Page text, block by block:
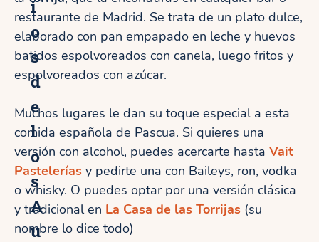
í
o
s
d
e
l
o
s
A
u
restaurante de Madrid. Se trata de un plato dulce,
elaborado con pan empapado en leche y huevos
batidos espolvoreados con canela, luego fritos y
espolvoreados con azúcar.
Muchos lugares le dan su toque especial a esta
comida española de Pascua. Si quieres una
versión con alcohol, puedes acercarte hasta Vait
Pastelerías y pedirte una con Baileys, ron, vodka
o whisky. O puedes optar por una versión clásica
y tradicional en La Casa de las Torrijas (su
nombre lo dice todo)